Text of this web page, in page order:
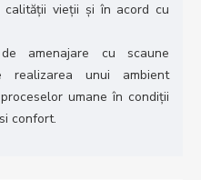
vieții și în acord cu
amenajare cu scaune
realizarea unui ambient
umane în condiții
confort.